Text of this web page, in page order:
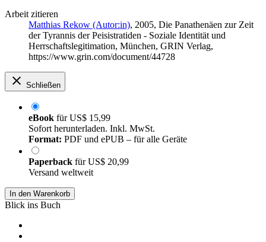
Arbeit zitieren
Matthias Rekow (Autor:in), 2005, Die Panathenäen zur Zeit
der Tyrannis der Peisistratiden - Soziale Identität und
Herrschaftslegitimation, München, GRIN Verlag,
https://www.grin.com/document/44728
Schließen
eBook fürUS$ 15,99
Sofort herunterladen. Inkl. MwSt.
Format: PDF und ePUB – für alle Geräte
Paperback fürUS$ 20,99
Versand weltweit
In den Warenkorb
Blick ins Buch